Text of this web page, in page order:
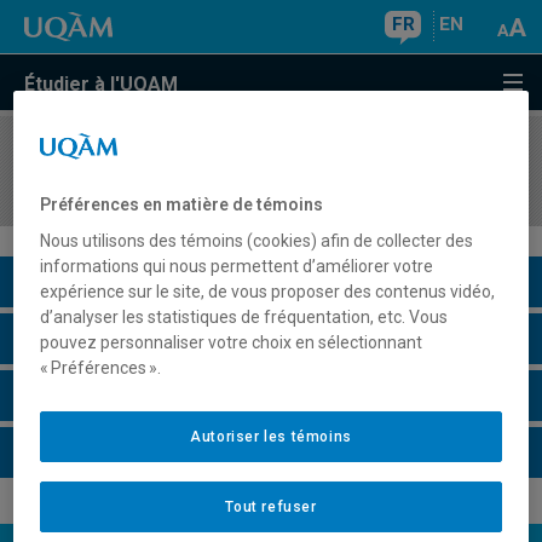
FR EN
Étudier à l'UQAM
COURS//
Description du cours
Horaire - Été 2026
Préférences en matière de témoins
Nous utilisons des témoins (cookies) afin de collecter des
informations qui nous permettent d’améliorer votre
expérience sur le site, de vous proposer des contenus vidéo,
d’analyser les statistiques de fréquentation, etc. Vous
pouvez personnaliser votre choix en sélectionnant
« Préférences ».
Tout refuser
Autoriser les témoins